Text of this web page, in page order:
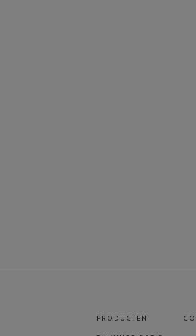
PRODUCTEN